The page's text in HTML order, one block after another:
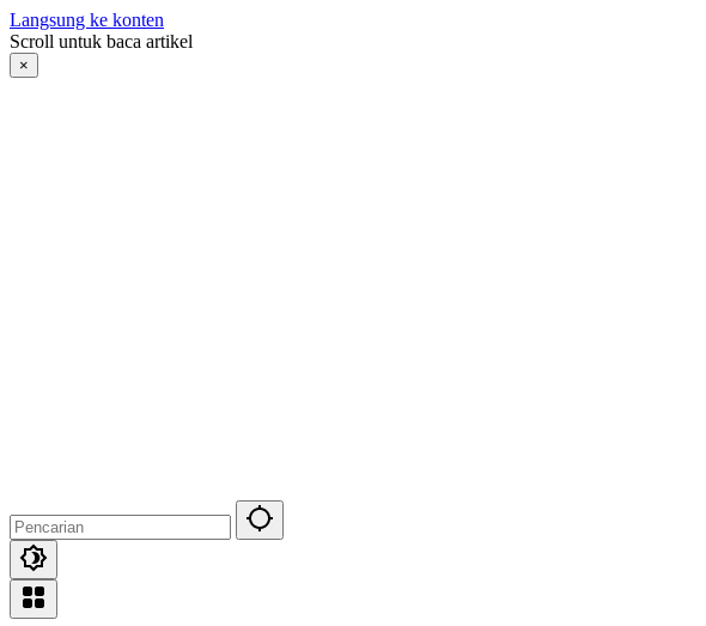
Langsung ke konten
Scroll untuk baca artikel
×